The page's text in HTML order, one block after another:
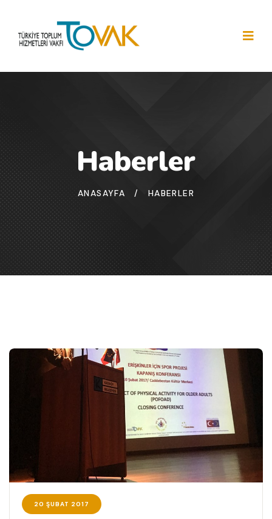
Haberler
ANASAYFA / HABERLER
20 ŞUBAT 2017